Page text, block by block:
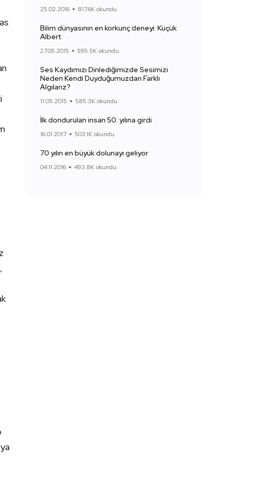
25.02.2016 817.6K okundu.
Bilim dünyasının en korkunç deneyi: Küçük
Albert
27.05.2015 595.5K okundu.
Ses Kaydımızı Dinlediğimizde Sesimizi
Neden Kendi Duyduğumuzdan Farklı
Algılarız?
11.05.2015 585.3K okundu.
İlk dondurulan insan 50. yılına girdi
16.01.2017 503.1K okundu.
70 yılın en büyük dolunayı geliyor
04.11.2016 493.8K okundu.